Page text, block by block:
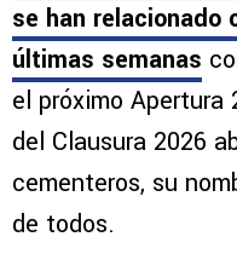
se han relacionado
últimas semanas
el próximo Apertura
del Clausura 2026
cementeros, su
de todos.